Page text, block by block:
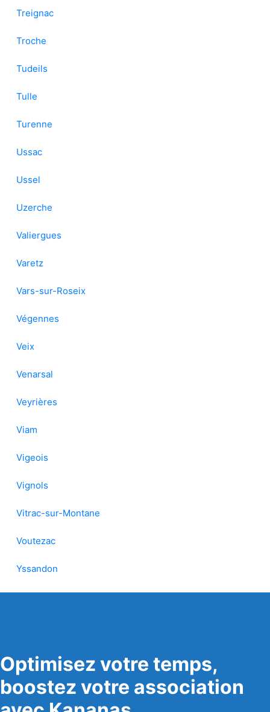
Treignac
Troche
Tudeils
Tulle
Turenne
Ussac
Ussel
Uzerche
Valiergues
Varetz
Vars-sur-Roseix
Végennes
Veix
Venarsal
Veyrières
Viam
Vigeois
Vignols
Vitrac-sur-Montane
Voutezac
Yssandon
Optimisez votre temps,
boostez votre association